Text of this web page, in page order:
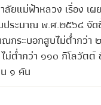
ลัยแม่ฟ้าหลวง เรื่อง เ
ประมาณ พ.ศ.๒๕๖๔ จั
กระบอกสูบไม่ต่ำกว่า
ม่ต่ำกว่า ๑๑๐ กิโลวัต
๑ คัน